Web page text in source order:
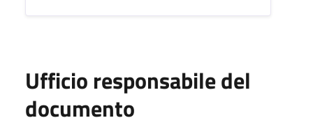
Ufficio responsabile del
documento